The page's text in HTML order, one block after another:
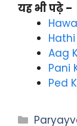
यह भी पढ़े –
Aag
Pani
Ped